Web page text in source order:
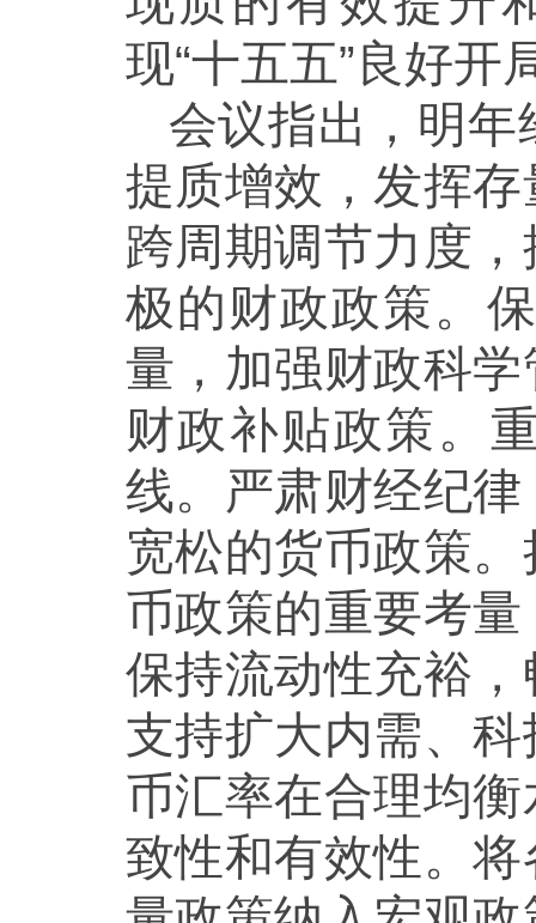
现“十五五”良好开
会议指出，明
提质增效，发挥
跨周期调节力度
极的财政政策。
量，加强财政科
财政补贴政策。
线。严肃财经纪
宽松的货币政策
币政策的重要考
保持流动性充裕
支持扩大内需、
币汇率在合理均
致性和有效性。